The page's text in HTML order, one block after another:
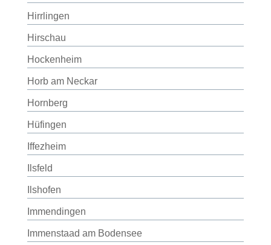
Hirrlingen
Hirschau
Hockenheim
Horb am Neckar
Hornberg
Hüfingen
Iffezheim
Ilsfeld
Ilshofen
Immendingen
Immenstaad am Bodensee